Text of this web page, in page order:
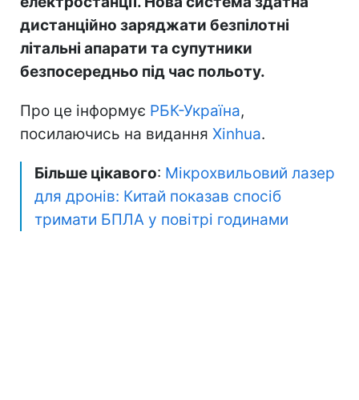
дистанційно заряджати безпілотні
літальні апарати та супутники
безпосередньо під час польоту.
Про це інформує РБК-Україна,
посилаючись на видання Xinhua.
Більше цікавого: Мікрохвильовий лазер
для дронів: Китай показав спосіб
тримати БПЛА у повітрі годинами